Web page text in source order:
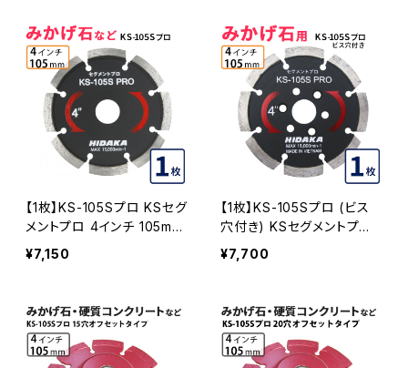
ドカッター 刃(ks-105spro
-trial)
ント ダイヤモンドカッター
刃 ビス3個付属(ks-105spr
o-b-trial)
【1枚】KS-105Sプロ KSセグ
メントプロ 4インチ 105mm
みかげ石などの切断用 ダイ
ヤセグメント ダイヤモンドカ
¥7,150
【1枚】KS-105Sプロ (ビス
穴付き) KSセグメントプロ
4インチ 105mm みかげ石
などの切断用 ダイヤセグメ
刃 ビス3個付属 (ks-105sp
ro-b) KS-105SPRO-B
¥7,700